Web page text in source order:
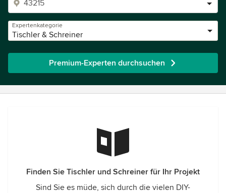
Expertenkategorie
Tischler & Schreiner
Premium-Experten durchsuchen
Finden Sie Tischler und Schreiner für Ihr Projekt
Sind Sie es müde, sich durch die vielen DIY-